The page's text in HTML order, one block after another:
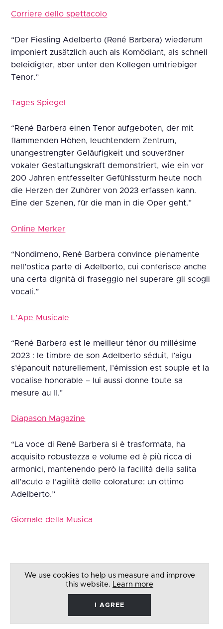
We use cookies to help us measure and improve
this website. Learn more
I AGREE
Corriere dello spettacolo
“Der Fiesling Adelberto (René Barbera) wiederum
imponiert zusätzlich auch als Komödiant, als schnell
beleidigter, aber unter den Kollegen umtriebiger
Tenor.”
Tages Spiegel
“René Barbera einen Tenor aufgeboten, der mit
flammenden Höhen, leuchtendem Zentrum,
unangestrengter Geläufigkeit und souveräner
vokaler Gestaltungskraft demonstriert, wie ein vor
200 Jahren entfesselter Gefühlssturm heute noch
die Herzen der Zuhörer von 2023 erfassen kann.
Eine der Szenen, für die man in die Oper geht.”
Online Merker
“Nondimeno, René Barbera convince pienamente
nell’ostica parte di Adelberto, cui conferisce anche
una certa dignità di fraseggio nel superare gli scogli
vocali.”
L’Ape Musicale
“René Barbera est le meilleur ténor du millésime
2023 : le timbre de son Adelberto séduit, l’aigu
s’épanouit naturellement, l’émission est souple et la
vocalise honorable – lui aussi donne toute sa
mesure au II.”
Diapason Magazine
“La voce di René Barbera si è trasformata, ha
acquisito robustezza e volume ed è più ricca di
armonici, mantenendo però la facilità della salita
all’acuto e l’agilità delle colorature: un ottimo
Adelberto.”
Giornale della Musica